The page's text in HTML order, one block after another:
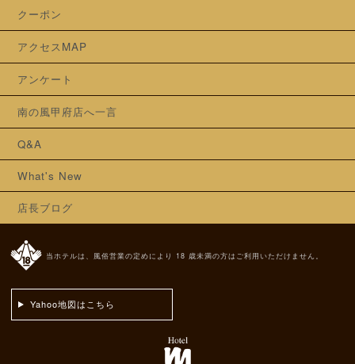
クーポン
アクセスMAP
アンケート
南の風甲府店へ一言
Q&A
What's New
店長ブログ
当ホテルは、風俗営業の定めにより 18 歳未満の方はご利用いただけません。
Yahoo地図はこちら